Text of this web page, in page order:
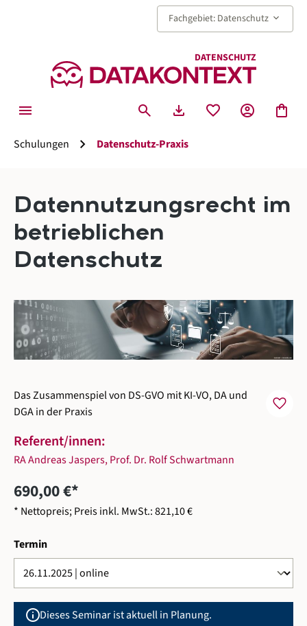
Fachgebiet: Datenschutz keyboard_arrow_down
DATENSCHUTZ
menu search download favorite account_circle shopping_bag
Schulungen chevron_right Datenschutz-Praxis
Datennutzungsrecht im
betrieblichen
Datenschutz
Das Zusammenspiel von DS-GVO mit KI-VO, DA und
DGA in der Praxis
favorite
Referent/innen:
RA Andreas Jaspers,Prof. Dr. Rolf Schwartmann
690,00 €*
* Nettopreis; Preis inkl. MwSt.: 821,10 €
Terminauswählen
infoDieses Seminar ist aktuell in Planung.